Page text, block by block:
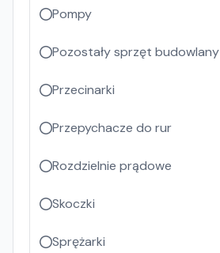
Pompy
Pozostały sprzęt budowlany
Przecinarki
Przepychacze do rur
Rozdzielnie prądowe
Skoczki
Sprężarki